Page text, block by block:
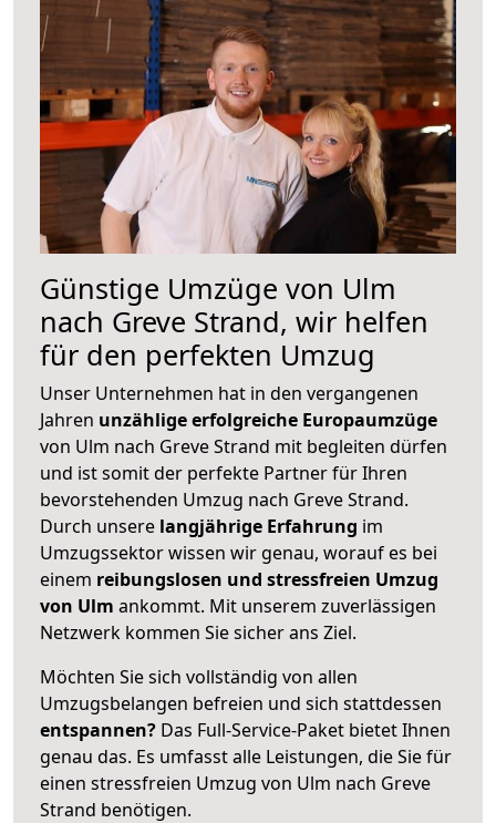
Günstige Umzüge von Ulm
nach Greve Strand, wir helfen
für den perfekten Umzug
Unser Unternehmen hat in den vergangenen
Jahren unzählige erfolgreiche Europaumzüge
von Ulm nach Greve Strand mit begleiten dürfen
und ist somit der perfekte Partner für Ihren
bevorstehenden Umzug nach Greve Strand.
Durch unsere langjährige Erfahrung im
Umzugssektor wissen wir genau, worauf es bei
einem reibungslosen und stressfreien Umzug
von Ulm ankommt. Mit unserem zuverlässigen
Netzwerk kommen Sie sicher ans Ziel.
Möchten Sie sich vollständig von allen
Umzugsbelangen befreien und sich stattdessen
entspannen? Das Full-Service-Paket bietet Ihnen
genau das. Es umfasst alle Leistungen, die Sie für
einen stressfreien Umzug von Ulm nach Greve
Strand benötigen.